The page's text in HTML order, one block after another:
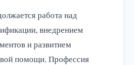
работа над
внедрением
и развитием
помощи. Профессия